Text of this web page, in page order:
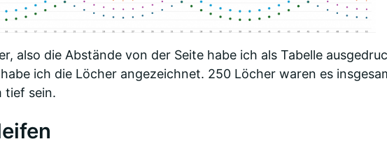
also die Abstände von der Seite habe ich als Tabelle
ich die Löcher angezeichnet. 250 Löcher waren es
tief sein.